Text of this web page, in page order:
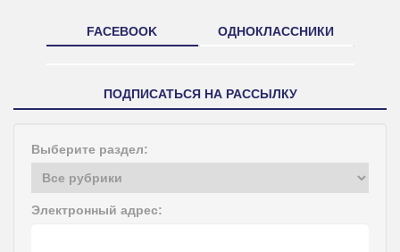
FACEBOOK ОДНОКЛАССНИКИ
ПОДПИСАТЬСЯ НА РАССЫЛКУ
Выберите раздел:
Электронный адрес: